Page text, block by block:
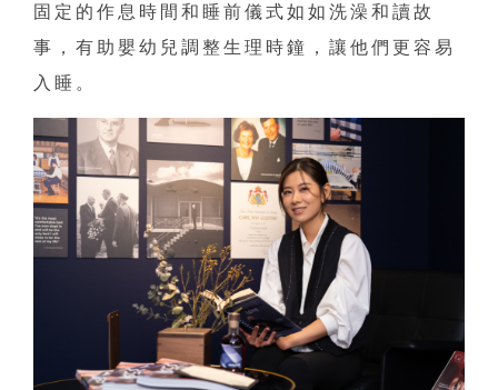
固定的作息時間和睡前儀式如如洗澡和讀故
事，有助嬰幼兒調整生理時鐘，讓他們更容易
入睡。